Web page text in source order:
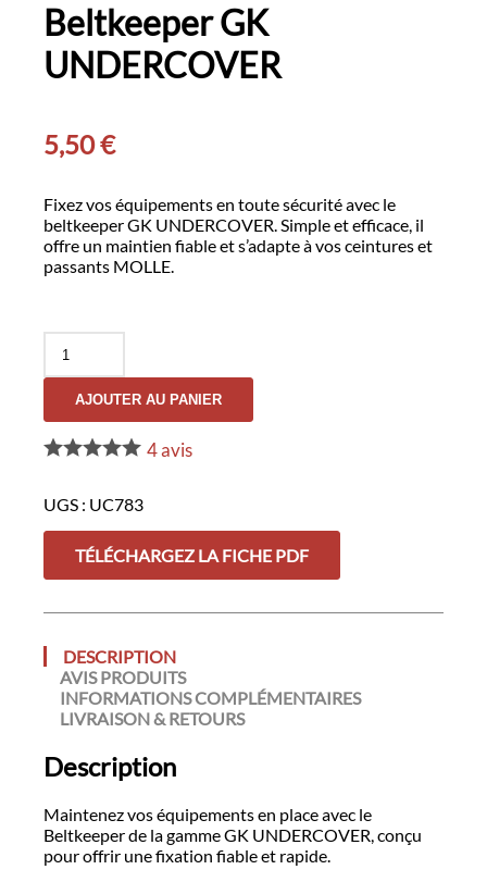
Beltkeeper GK
UNDERCOVER
5,50€
Fixez vos équipements en toute sécurité avec le
beltkeeper GK UNDERCOVER. Simple et efficace, il
offre un maintien fiable et s’adapte à vos ceintures et
passants MOLLE.
Beltkeeper
UNDERCOVER
AJOUTER AU PANIER
4avis
UGS : UC783
TÉLÉCHARGEZ LA FICHE PDF
DESCRIPTION
AVIS PRODUITS
INFORMATIONS COMPLÉMENTAIRES
LIVRAISON & RETOURS
Description
Maintenez vos équipements en place avec le
Beltkeeper de la gamme GK UNDERCOVER, conçu
pour offrir une fixation fiable et rapide.